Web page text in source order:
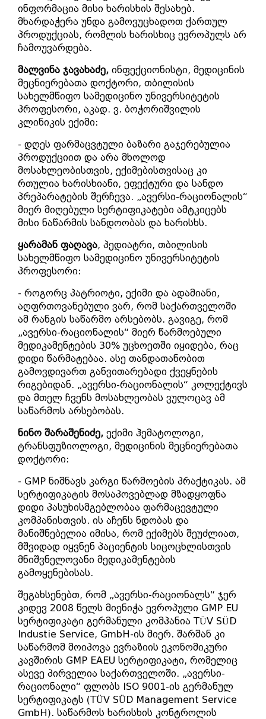
ინფორმაცია მისი ხარისხის შესახებ.
მხარდაჭერა უნდა გამოვუცხადოთ ქართულ
პროდუქციას, რომლის ხარისხიც ევროპულს არ
ჩამოუვარდება.
მალვინა ჯავახაძე, ინფექციონისტი, მედიცინის
მეცნიერებათა დოქტორი, თბილისის
სახელმწიფო სამედიცინო უნივერსიტეტის
პროფესორი, აკად. ვ. ბოჭორიშვილის
კლინიკის ექიმი:
- დღეს ფარმაცვტული ბაზარი გაჯერებულია
პროდუქციით და არა მხოლოდ
მოსახლეობისთვის, ექიმებისთვისაც კი
რთულია ხარისხიანი, ეფექტური და სანდო
პრეპარატების შერჩევა. „ავერსი-რაციონალის“
მიერ მიღებული სერტიფიკატები ამტკიცებს
მისი ნაწარმის სანდოობას და ხარისხს.
ყარამან ფაღავა, პედიატრი, თბილისის
სახელმწიფო სამედიცინო უნივერსიტეტის
პროფესორი:
- როგორც პატრიოტი, ექიმი და ადამიანი,
აღფრთოვანებული ვარ, რომ საქართველოში
ამ რანგის საწარმო არსებობს. გავიგე, რომ
„ავერსი-რაციონალის“ მიერ წარმოებული
მედიკამენტების 30% უცხოეთში იყიდება, რაც
დიდი წარმატებაა. ასე თანდათანობით
გამოვდივართ განვითარებადი ქვეყნების
რიგებიდან. „ავერსი-რაციონალის“ კოლექტივს
და მთელ ჩვენს მოსახლეობას ვულოცავ ამ
საწარმოს არსებობას.
ნინო შარაშენიძე, ექიმი ჰემატოლოგი,
ტრანსფუზიოლოგი, მედიცინის მეცნიერებათა
დოქტორი:
- GMP ნიშნავს კარგი წარმოების პრაქტიკას. ამ
სერტიფიკატის მოსაპოვებლად მზადყოფნა
დიდი პასუხისმგებლობაა ფარმაცევტული
კომპანისთვის. ის აჩენს ნდობას და
მანიშნებელია იმისა, რომ ექიმებს შეუძლიათ,
მშვიდად იყვნენ პაციენტის სიცოცხლისთვის
მნიშვნელოვანი მედიკამენტების
გამოყენებისას.
შეგახსენებთ, რომ „ავერსი-რაციონალს“ ჯერ
კიდევ 2008 წელს მიენიჭა ევროპული GMP EU
სერტიფიკატი გერმანული კომპანია TÜV SÜD
Industie Service, GmbH-ის მიერ. შარშან კი
საწარმომ მოიპოვა ევრაზიის ეკონომიკური
კავშირის GMP EAEU სერტიფიკატი, რომელიც
ასევე პირველია საქართველოში. „ავერსი-
რაციონალი“ ფლობს ISO 9001-ის გერმანულ
სერტიფიკატს (TÜV SÜD Management Service
GmbH). საწარმოს ხარისხის კონტროლის